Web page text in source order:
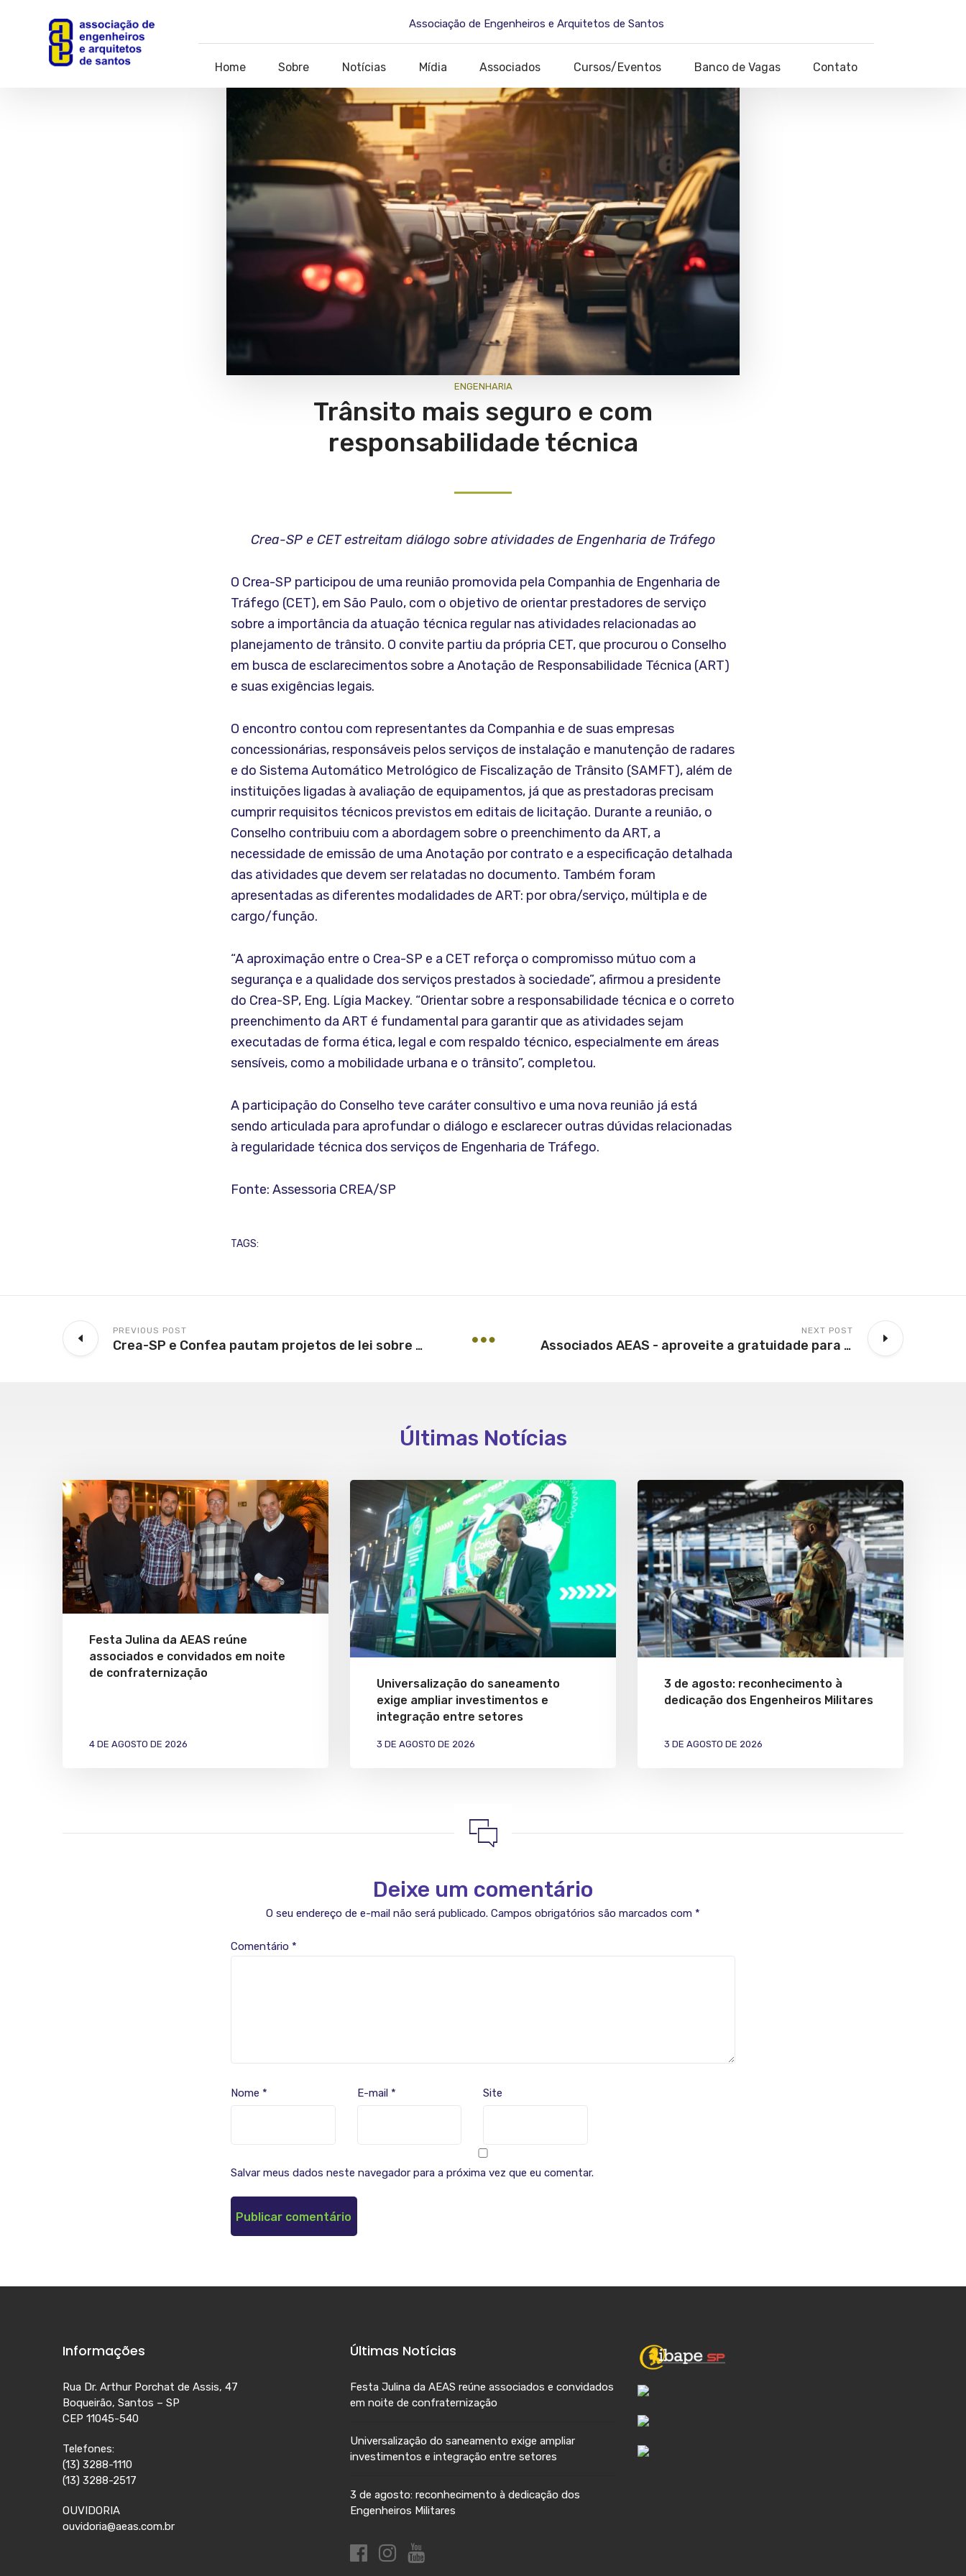
Associação de Engenheiros e Arquitetos de Santos
Home Sobre Notícias Mídia Associados Cursos/Eventos Banco de Vagas Contato
ENGENHARIA
Trânsito mais seguro e com
responsabilidade técnica
Crea-SP e CET estreitam diálogo sobre atividades de Engenharia de Tráfego
O Crea-SP participou de uma reunião promovida pela Companhia de Engenharia de
Tráfego (CET), em São Paulo, com o objetivo de orientar prestadores de serviço
sobre a importância da atuação técnica regular nas atividades relacionadas ao
planejamento de trânsito. O convite partiu da própria CET, que procurou o Conselho
em busca de esclarecimentos sobre a Anotação de Responsabilidade Técnica (ART)
e suas exigências legais.
O encontro contou com representantes da Companhia e de suas empresas
concessionárias, responsáveis pelos serviços de instalação e manutenção de radares
e do Sistema Automático Metrológico de Fiscalização de Trânsito (SAMFT), além de
instituições ligadas à avaliação de equipamentos, já que as prestadoras precisam
cumprir requisitos técnicos previstos em editais de licitação. Durante a reunião, o
Conselho contribuiu com a abordagem sobre o preenchimento da ART, a
necessidade de emissão de uma Anotação por contrato e a especificação detalhada
das atividades que devem ser relatadas no documento. Também foram
apresentadas as diferentes modalidades de ART: por obra/serviço, múltipla e de
cargo/função.
“A aproximação entre o Crea-SP e a CET reforça o compromisso mútuo com a
segurança e a qualidade dos serviços prestados à sociedade”, afirmou a presidente
do Crea-SP, Eng. Lígia Mackey. “Orientar sobre a responsabilidade técnica e o correto
preenchimento da ART é fundamental para garantir que as atividades sejam
executadas de forma ética, legal e com respaldo técnico, especialmente em áreas
sensíveis, como a mobilidade urbana e o trânsito”, completou.
A participação do Conselho teve caráter consultivo e uma nova reunião já está
sendo articulada para aprofundar o diálogo e esclarecer outras dúvidas relacionadas
à regularidade técnica dos serviços de Engenharia de Tráfego.
Fonte: Assessoria CREA/SP
TAGS:
PREVIOUS POST
Crea-SP e Confea pautam projetos de lei sobre defesa do piso salarial e residência técnica para profissionais
NEXT POST
Associados AEAS - aproveite a gratuidade para curso de Capacitação e Atualização Profissional (EAD)
Últimas Notícias
Festa Julina da AEAS reúne
associados e convidados em noite
de confraternização
4 DE AGOSTO DE 2026
Universalização do saneamento
exige ampliar investimentos e
integração entre setores
3 DE AGOSTO DE 2026
3 de agosto: reconhecimento à
dedicação dos Engenheiros Militares
3 DE AGOSTO DE 2026
Deixe um comentário
O seu endereço de e-mail não será publicado. Campos obrigatórios são marcados com *
Comentário *
Nome * E-mail * Site
Salvar meus dados neste navegador para a próxima vez que eu comentar.
Informações
Rua Dr. Arthur Porchat de Assis, 47
Boqueirão, Santos – SP
CEP 11045-540
Telefones:
(13) 3288-1110
(13) 3288-2517
OUVIDORIA
ouvidoria@aeas.com.br
Últimas Notícias
Festa Julina da AEAS reúne associados e convidados
em noite de confraternização
Universalização do saneamento exige ampliar
investimentos e integração entre setores
3 de agosto: reconhecimento à dedicação dos
Engenheiros Militares